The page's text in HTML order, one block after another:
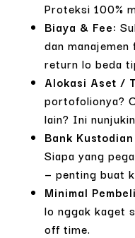
Proteksi 100%
Biaya & Fee:
dan
return lo beda
Alokasi Aset /
portofolionya?
lain? Ini
Bank
Siapa yang
— penting buat
Minimal
lo nggak kaget
off time.